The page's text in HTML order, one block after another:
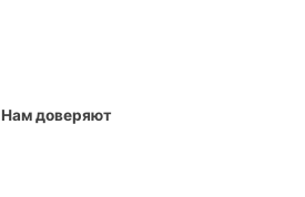
Нам доверяют